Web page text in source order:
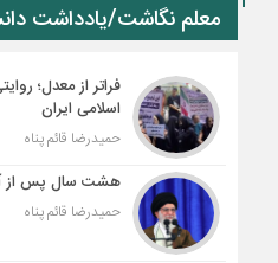
معلم نگاشت/یادداشت
فراتر از معدل؛
اسلامی ایران
حمیدرضا قائم پناه
هشت سال پس از
حمیدرضا قائم پناه